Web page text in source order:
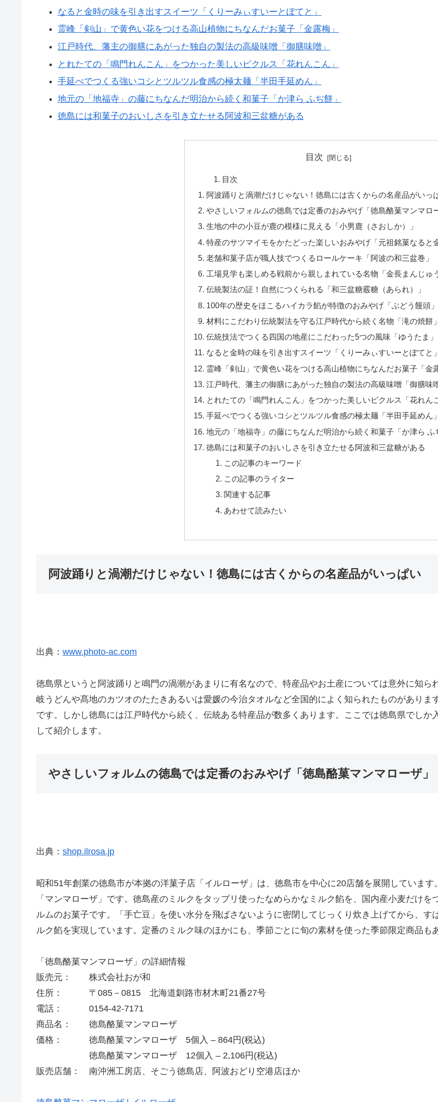
なると金時の味を引き出すスイーツ「くりーみぃすいーとぽてと」
霊峰「剣山」で黄色い花をつける高山植物にちなんだお菓子「金露梅」
江戸時代、藩主の御膳にあがった独自の製法の高級味噌「御膳味噌」
とれたての「鳴門れんこん」をつかった美しいピクルス「花れんこん」
手延べでつくる強いコシとツルツル食感の極太麺「半田手延めん」
地元の「地福寺」の藤にちなんだ明治から続く和菓子「か津ら ふぢ餅」
徳島には和菓子のおいしさを引き立たせる阿波和三盆糖がある
目次
目次
阿波踊りと渦潮だけじゃない！徳島には古くからの名産品がいっ
やさしいフォルムの徳島では定番のおみやげ「徳島酪菓マンマロ
生地の中の小豆が鹿の模様に見える「小男鹿（さおしか）」
特産のサツマイモをかたどった楽しいおみやげ「元祖銘菓なると
老舗和菓子店が職人技でつくるロールケーキ「阿波の和三盆巻」
工場見学も楽しめる戦前から親しまれている名物「金長まんじゅ
伝統製法の証！自然につくられる「和三盆糖霰糖（あられ）」
100年の歴史をほこるハイカラ餡が特徴のおみやげ「ぶどう饅頭」
材料にこだわり伝統製法を守る江戸時代から続く名物「滝の焼餅」
伝統技法でつくる四国の地産にこだわった5つの風味「ゆうたま」
なると金時の味を引き出すスイーツ「くりーみぃすいーとぽてと」
霊峰「剣山」で黄色い花をつける高山植物にちなんだお菓子「金
江戸時代、藩主の御膳にあがった独自の製法の高級味噌「御膳味
とれたての「鳴門れんこん」をつかった美しいピクルス「花れん
手延べでつくる強いコシとツルツル食感の極太麺「半田手延めん」
地元の「地福寺」の藤にちなんだ明治から続く和菓子「か津ら ふ
徳島には和菓子のおいしさを引き立たせる阿波和三盆糖がある
この記事のキーワード
この記事のライター
関連する記事
あわせて読みたい
阿波踊りと渦潮だけじゃない！徳島には古くからの名産品がいっぱい
出典： www.photo-ac.com
徳島県というと阿波踊りと鳴門の渦潮があまりに有名なので、特産品やお土産については意外に知
岐うどんや髙地のカツオのたたきあるいは愛媛の今治タオルなど全国的によく知られたものがありま
です。しかし徳島には江戸時代から続く、伝統ある特産品が数多くあります。ここでは徳島県でしか
して紹介します。
やさしいフォルムの徳島では定番のおみやげ「徳島酪菓マンマローザ」
出典： shop.ilrosa.jp
昭和51年創業の徳島市が本拠の洋菓子店「イルローザ」は、徳島市を中心に20店舗を展開していま
「マンマローザ」です。徳島産のミルクをタップリ使ったなめらかなミルク餡を、国内産小麦だけ
ルムのお菓子です。「手亡豆」を使い水分を飛ばさないように密閉してじっくり炊き上げてから、す
ルク餡を実現しています。定番のミルク味のほかにも、季節ごとに旬の素材を使った季節限定商品も
「徳島酪菓マンマローザ」の詳細情報
販売元： 株式会社おが和
住所： 〒085－0815 北海道釧路市材木町21番27号
電話： 0154-42-7171
商品名： 徳島酪菓マンマローザ
価格： 徳島酪菓マンマローザ 5個入 – 864円(税込)
徳島酪菓マンマローザ 12個入 – 2,106円(税込)
販売店舗： 南沖洲工房店、そごう徳島店、阿波おどり空港店ほか